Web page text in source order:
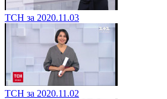
ТСН за 2020.11.03
ТСН за 2020.11.02